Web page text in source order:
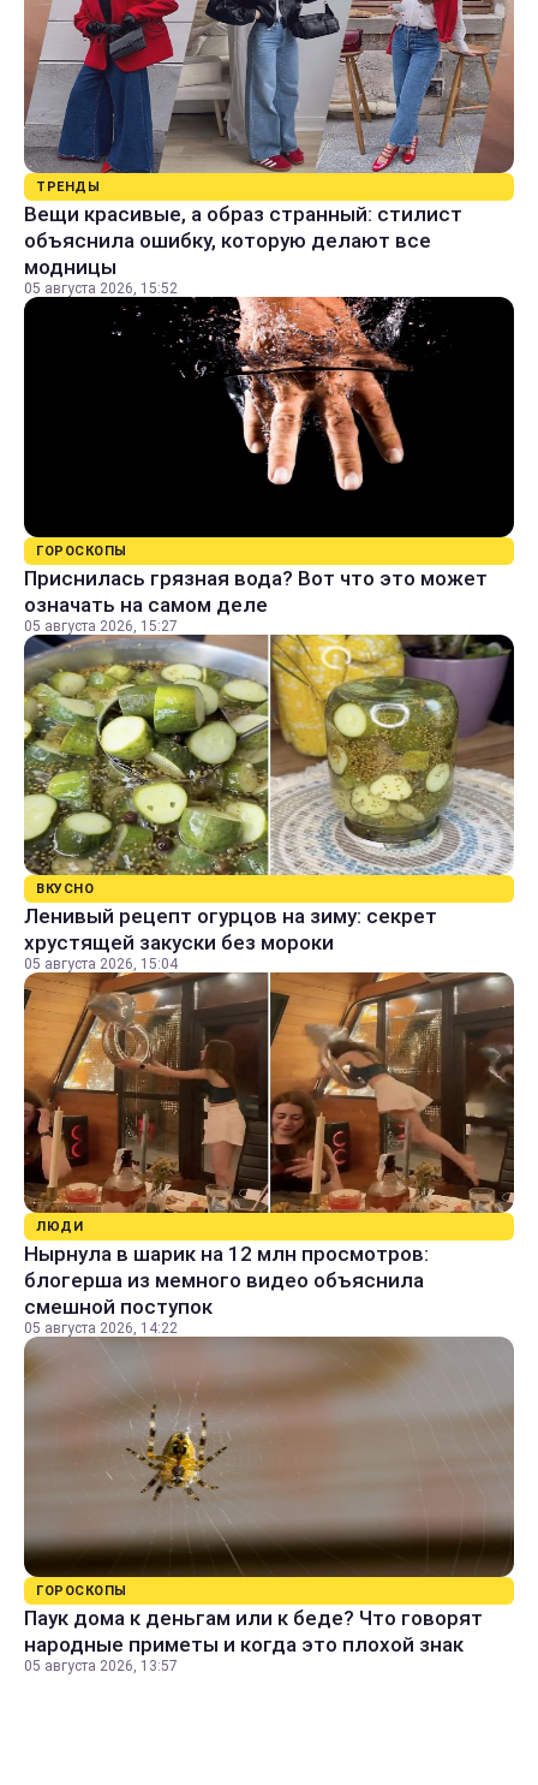
ТРЕНДЫ
Вещи красивые, а образ странный: стилист
объяснила ошибку, которую делают все
модницы
05 августа 2026, 15:52
ГОРОСКОПЫ
Приснилась грязная вода? Вот что это может
означать на самом деле
05 августа 2026, 15:27
ВКУСНО
Ленивый рецепт огурцов на зиму: секрет
хрустящей закуски без мороки
05 августа 2026, 15:04
ЛЮДИ
Нырнула в шарик на 12 млн просмотров:
блогерша из мемного видео объяснила
смешной поступок
05 августа 2026, 14:22
ГОРОСКОПЫ
Паук дома к деньгам или к беде? Что говорят
народные приметы и когда это плохой знак
05 августа 2026, 13:57